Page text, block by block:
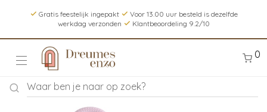
Gratis feestelijk ingepakt
Voor 13.00 uur besteld is dezelfde
werkdag verzonden
Klantbeoordeling 9.2/10
0